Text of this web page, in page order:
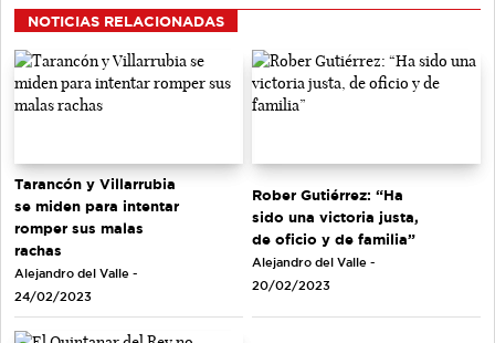
NOTICIAS RELACIONADAS
Tarancón y Villarrubia
se miden para intentar
romper sus malas
rachas
Alejandro del Valle -
24/02/2023
Rober Gutiérrez: “Ha
sido una victoria justa,
de oficio y de familia”
Alejandro del Valle -
20/02/2023